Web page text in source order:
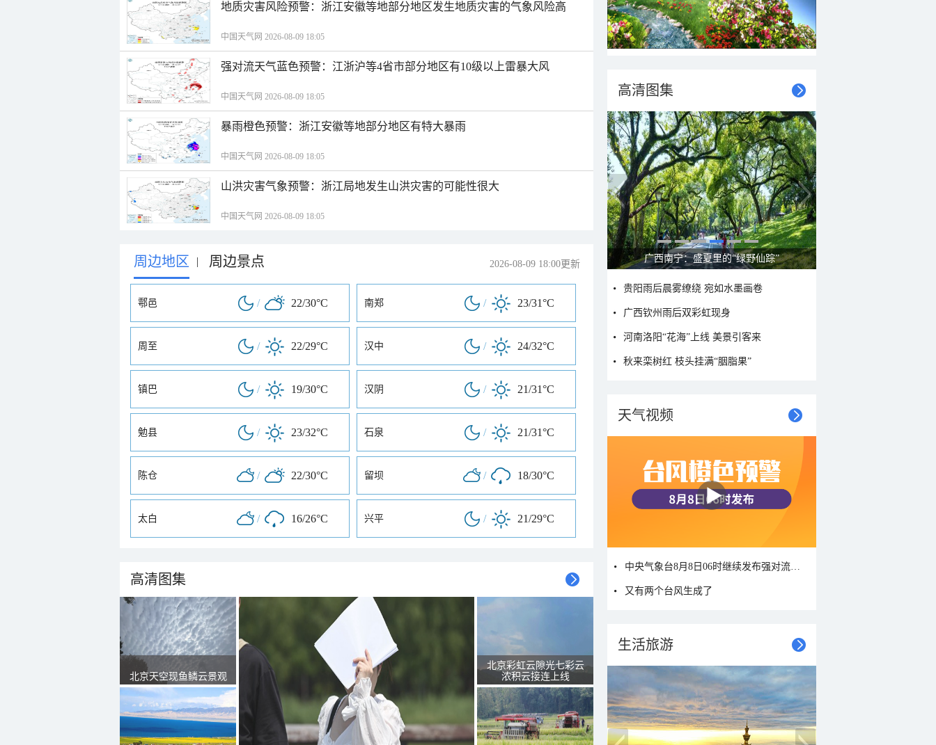
地质灾害风险预警：浙江安徽等地部分地区发生地质灾害的气象风险高
中国天气网 2026-08-09 18:05
强对流天气蓝色预警：江浙沪等4省市部分地区有10级以上雷暴大风
中国天气网 2026-08-09 18:05
暴雨橙色预警：浙江安徽等地部分地区有特大暴雨
中国天气网 2026-08-09 18:05
山洪灾害气象预警：浙江局地发生山洪灾害的可能性很大
中国天气网 2026-08-09 18:05
周边地区 | 周边景点 2026-08-09 18:00更新
鄠邑 / 22/30°C 南郑 / 23/31°C
周至 / 22/29°C 汉中 / 24/32°C
镇巴 / 19/30°C 汉阴 / 21/31°C
勉县 / 23/32°C 石泉 / 21/31°C
陈仓 / 22/30°C 留坝 / 18/30°C
太白 / 16/26°C 兴平 / 21/29°C
高清图集
北京天空现鱼鳞云景观
北京彩虹云隙光七彩云
浓积云接连上线
高清图集
呼伦贝尔草原 藏着最治愈的蓝天白云
贵阳雨后晨雾缭绕 宛如水墨画卷
广西钦州雨后双彩虹现身
河南洛阳“花海”上线 美景引客来
秋来栾树红 枝头挂满“胭脂果”
天气视频
又有两个台风生成了
生活旅游